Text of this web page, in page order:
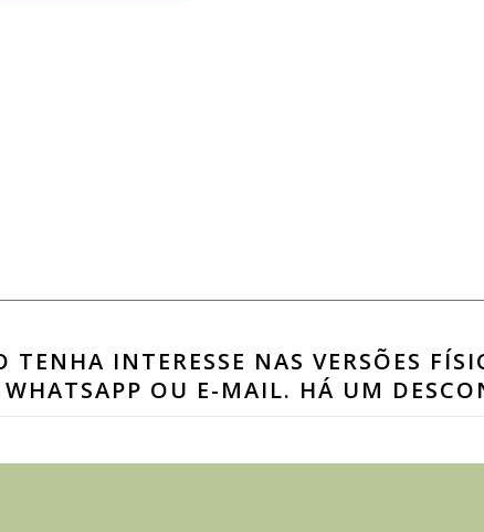
TENHA INTERESSE NAS VERSÕES
WHATSAPP OU E-MAIL. HÁ UM